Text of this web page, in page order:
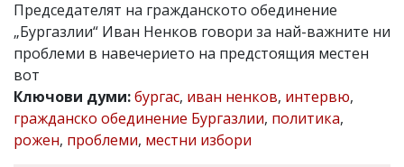
Колев,
email:
office@flagman.bg
Коментарите
под
се
въвеждат
Председателят на гражданското обединение
„Бургазлии“ Иван Ненков говори за най-важните ни
проблеми в навечерието на предстоящия местен
вот
Ключови думи:бургас, иван ненков, интервю,
гражданско обединение Бургазлии, политика,
рожен, проблеми, местни избори